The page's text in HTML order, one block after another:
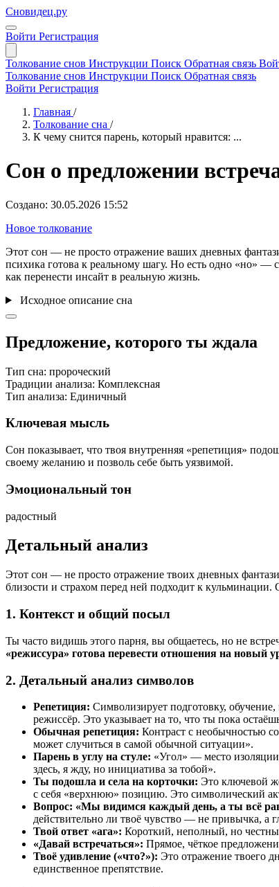
Сновидец.ру
Войти Регистрация
Толкование снов Инструкции Поиск Обратная связь
Толкование снов Инструкции Поиск Обратная связь
Войти Регистрация
Главная /
Толкование сна /
К чему снится парень, который нравится: ...
Сон о предложении
Создано: 30.05.2026 15:52
Новое толкование
Этот сон — не просто отражение ваших дневных
психика готова к реальному шагу. Но есть одно «но» —
как перенести инсайт в реальную жизнь.
Исходное описание сна
Предложение, которого ты ждала
Тип сна: пророческий
Традиции анализа: Комплексная
Тип анализа: Единичный
Ключевая мысль
Сон показывает, что твоя внутренняя «репетиция»
своему желанию и позволь себе быть уязвимой.
Эмоциональный тон
радостный
Детальный анализ
Этот сон — не просто отражение твоих дневных
близости и страхом перед ней подходит к
1. Контекст и общий посыл
Ты часто видишь этого парня, вы общаетесь, но не
«режиссура» готова перевести отношения на новый
2. Детальный анализ символов
Репетиция: Символизирует подготовку,
режиссёр. Это указывает на то, что ты пока
Обычная репетиция: Контраст с необычностью
может случиться в самой обычной ситуации».
Парень в углу на стуле: «Угол» — место
здесь, я жду, но инициатива за тобой».
Ты подошла и села на корточки: Это ключевой
с себя «верхнюю» позицию. Это символический
Вопрос: «Мы видимся каждый день, а ты всё
действительно ли твоё чувство — не привычка, а
Твой ответ «ага»: Короткий, неполный, но
«Давай встречаться»: Прямое, чёткое
Твоё удивление («что?»): Это отражение твоего
единственное препятствие.